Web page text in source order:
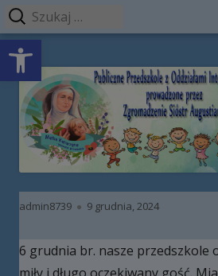
Open toolbar
Przeskocz
treści
Publiczne
Integracyjnymi
Zgromadzenie
Menu
główne
Autor
admin8739 Opublikowano
9 grudnia, 2024
6 grudnia br. nasze przedszkole